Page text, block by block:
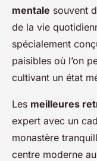
mentale souvent
de la vie
spécialement
paisibles où l’on
cultivant un état
Les meilleures
expert avec un
monastère
centre moderne